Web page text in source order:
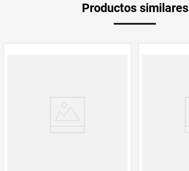
Productos similares